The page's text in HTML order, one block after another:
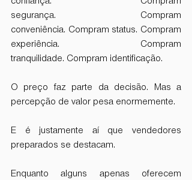
segurança. Compram
conveniência. Compram status. Compram
experiência. Compram
tranquilidade. Compram identificação.
O preço faz parte da decisão. Mas a
percepção de valor pesa enormemente.
E é justamente aí que vendedores
preparados se destacam.
Enquanto alguns apenas oferecem